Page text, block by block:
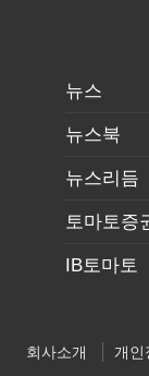
뉴스
뉴스북
뉴스리듬
토마토증
IB토마토
회사소개 개인